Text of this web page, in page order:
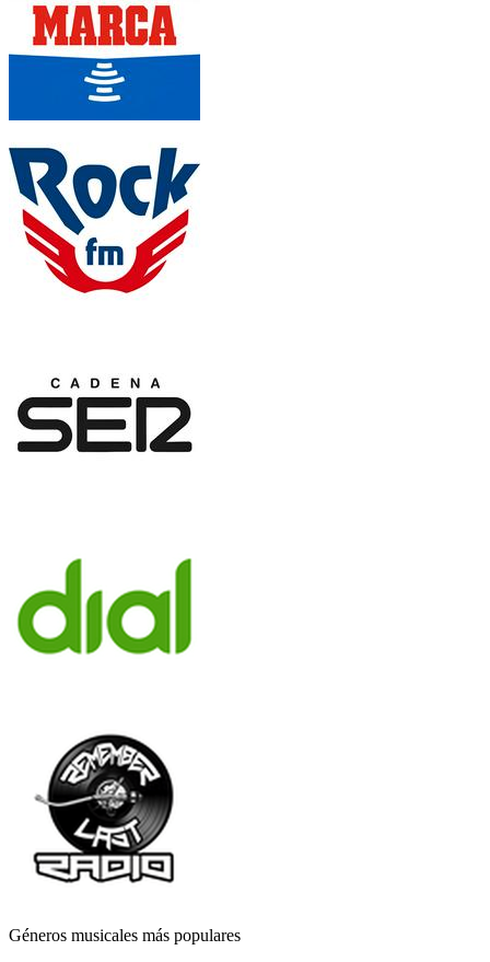
Géneros musicales más populares